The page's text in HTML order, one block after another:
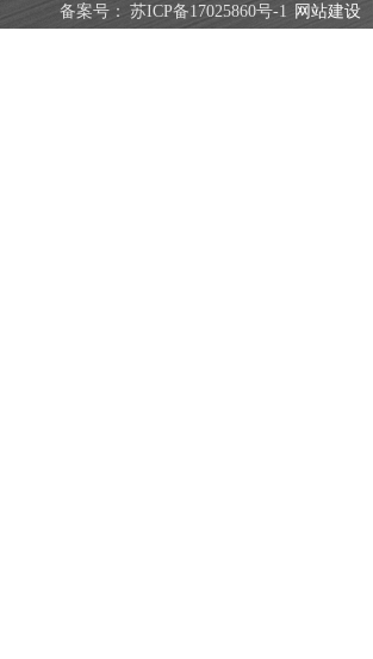
备案号： 苏ICP备17025860号-1 网站建设